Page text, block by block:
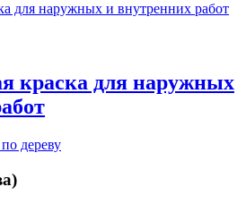
краска для наружных